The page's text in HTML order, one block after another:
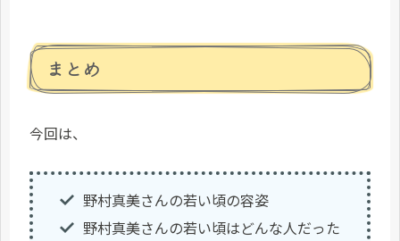
まとめ
今回は、
野村真美さんの若い頃の容姿
野村真美さんの若い頃はどんな人だった